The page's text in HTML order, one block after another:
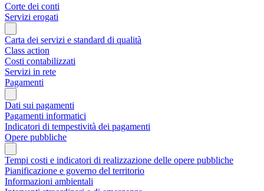
Corte dei conti
Servizi erogati
Carta dei servizi e standard di qualità
Class action
Costi contabilizzati
Servizi in rete
Pagamenti
Dati sui pagamenti
Pagamenti informatici
Indicatori di tempestività dei pagamenti
Opere pubbliche
Tempi costi e indicatori di realizzazione delle opere pubbliche
Pianificazione e governo del territorio
Informazioni ambientali